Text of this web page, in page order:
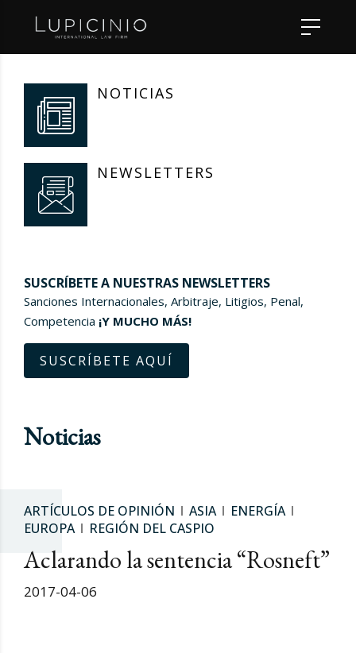
NOTICIAS
NEWSLETTERS
SUSCRÍBETE A NUESTRAS NEWSLETTERS
Sanciones Internacionales, Arbitraje, Litigios, Penal,
Competencia ¡Y MUCHO MÁS!
SUSCRÍBETE AQUÍ
Noticias
ARTÍCULOS DE OPINIÓN ASIA
ENERGÍA
EUROPA
REGIÓN DEL CASPIO
Aclarando la sentencia “Rosneft”
2017-04-06